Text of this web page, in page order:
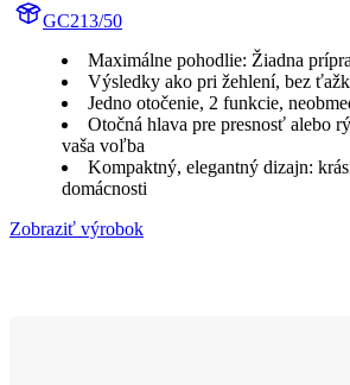
GC213/50
Maximálne pohodlie: Žiadna
Výsledky ako pri žehlení, bez
Jedno otočenie, 2 funkcie,
Otočná hlava pre presnosť alebo
vaša voľba
Kompaktný, elegantný dizajn:
domácnosti
Zobraziť výrobok